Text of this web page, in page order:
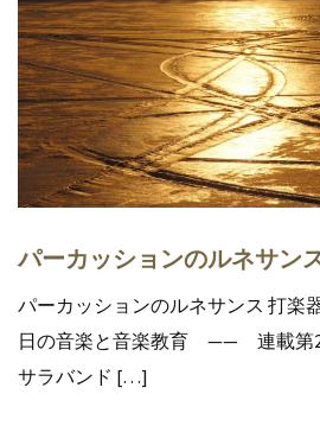
パーカッションのルネサン
パーカッションのルネサンス 打楽
日の音楽と音楽教育 —— 連載第
サラバンド […]